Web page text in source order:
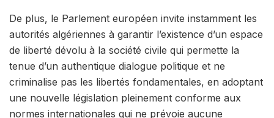
De plus, le Parlement européen invite instamment les
autorités algériennes à garantir l’existence d’un espace
de liberté dévolu à la société civile qui permette la
tenue d’un authentique dialogue politique et ne
criminalise pas les libertés fondamentales, en adoptant
une nouvelle législation pleinement conforme aux
normes internationales qui ne prévoie aucune